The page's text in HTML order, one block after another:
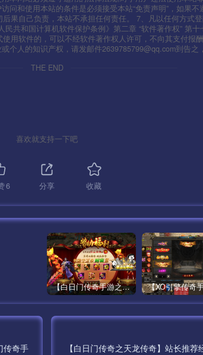
问和使用本站的条件是必须接受本站“免责声明”，如果
果自己负责，本站不承担任何责任。 7、凡以任何方式
共和国计算机软件保护条例》第二章 “软件著作权” 第
用软件的，可以不经软件著作权人许可，不向其支付报
人的知识产权，请发邮件2639785799@qq.com到告之
THE END
喜欢就支持一下吧
6 分享 收藏
【白日门传奇手游之鸿蒙王者】攻速特别版大型PK角色扮演类手游最新整理Win手工服务端源码视频教程-安卓
传奇手
【白日门传奇之天龙传奇】站长推